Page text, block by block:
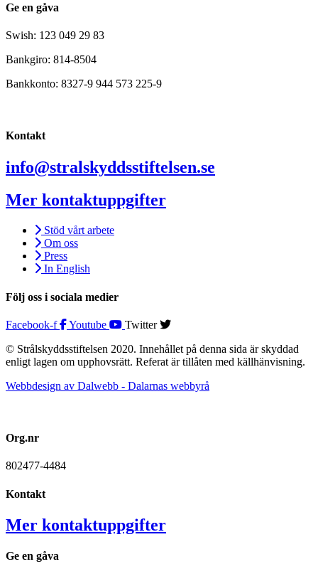
Ge en gåva
Swish: 123 049 29 83
Bankgiro: 814-8504
Bankkonto: 8327-9 944 573 225-9
Kontakt
info@stralskyddsstiftelsen.se
Mer kontaktuppgifter
Stöd vårt arbete
Om oss
Press
In English
Följ oss i sociala medier
Facebook-f Youtube
Twitter
© Strålskyddsstiftelsen 2020. Innehållet på denna sida är skyddad
enligt lagen om upphovsrätt. Referat är tillåten med källhänvisning.
Webbdesign av Dalwebb - Dalarnas webbyrå
Org.nr
802477-4484
Kontakt
Mer kontaktuppgifter
Ge en gåva